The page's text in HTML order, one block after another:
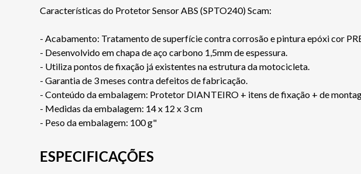
Características do Protetor Sensor ABS (SPTO240) Scam:
- Acabamento: Tratamento de superfície contra corrosão e pintura epóxi cor
- Desenvolvido em chapa de aço carbono 1,5mm de espessura.
- Utiliza pontos de fixação já existentes na estrutura da motocicleta.
- Garantia de 3 meses contra defeitos de fabricação.
- Conteúdo da embalagem: Protetor DIANTEIRO + itens de fixação + de
- Medidas da embalagem: 14 x 12 x 3 cm
- Peso da embalagem: 100 g"
ESPECIFICAÇÕES